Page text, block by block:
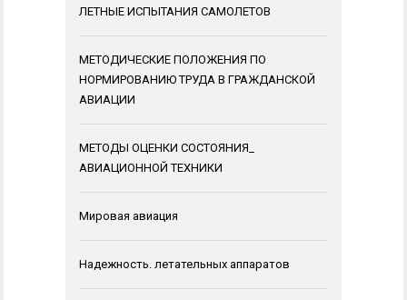
ЛЕТНЫЕ ИСПЫТАНИЯ САМОЛЕТОВ
МЕТОДИЧЕСКИЕ ПОЛОЖЕНИЯ ПО
НОРМИРОВАНИЮ ТРУДА В ГРАЖДАНСКОЙ
АВИАЦИИ
МЕТОДЫ ОЦЕНКИ СОСТОЯНИЯ_
АВИАЦИОННОЙ ТЕХНИКИ
Мировая авиация
Надежность. летательных аппаратов